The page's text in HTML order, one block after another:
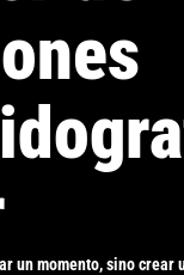
un momento, sino crear